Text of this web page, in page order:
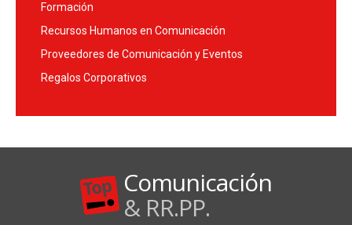
Formación
Recursos Humanos en Comunicación
Proveedores de Comunicación y Eventos
Regalos Corporativos
Comunicación
& RR.PP.